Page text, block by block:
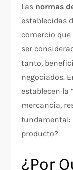
Las normas
establecidas
comercio
ser
tanto,
negociados.
establecen la
mercancía,
fundamental:
producto?​
¿Por